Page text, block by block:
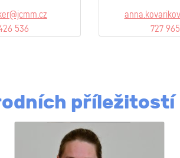
536
727
příležitostí